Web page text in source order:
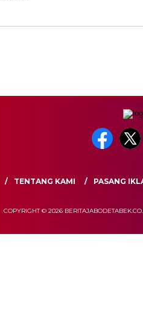
TENTANG KAMI PASANG
COPYRIGHT © 2026